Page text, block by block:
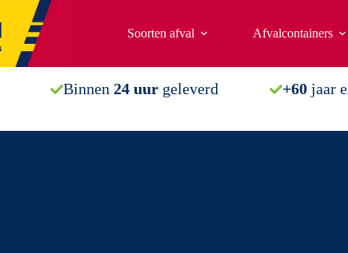
Soorten afval Afvalcontainers
Binnen24 uur geleverd +60jaar